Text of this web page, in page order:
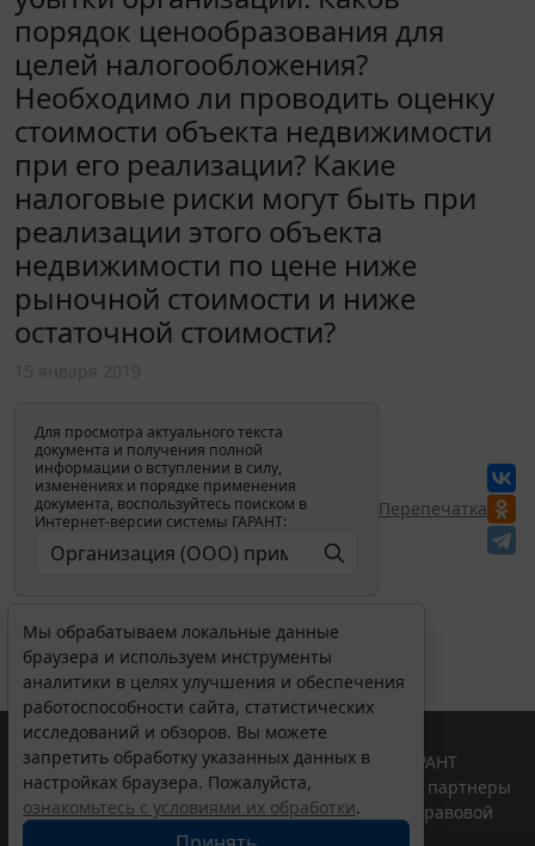
порядок ценообразования для
целей налогообложения?
Необходимо ли проводить оценку
стоимости объекта недвижимости
при его реализации? Какие
налоговые риски могут быть при
реализации этого объекта
недвижимости по цене ниже
рыночной стоимости и ниже
остаточной стоимости?
Для просмотра актуального текста
документа и получения полной
информации о вступлении в силу,
изменениях и порядке применения
документа, воспользуйтесь поиском в
Интернет-версии системы ГАРАНТ:
Перепечатка
Мы обрабатываем локальные данные
браузера и используем инструменты
аналитики в целях улучшения и обеспечения
работоспособности сайта, статистических
исследований и обзоров. Вы можете
запретить обработку указанных данных в
настройках браузера. Пожалуйста,
ознакомьтесь с условиями их обработки.
© ООО "НПП "ГАРАНТ-СЕРВИС", 2026. Система ГАРАНТ
выпускается с 1990 года. Компания "Гарант" и ее партнеры
являются участниками Российской ассоциации правовой
информации ГАРАНТ.